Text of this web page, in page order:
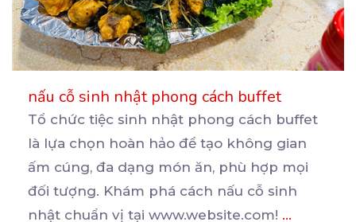
nấu cỗ sinh nhật phong cách buffet
Tổ chức tiệc sinh nhật phong cách buffet
là lựa chọn hoàn hảo để tạo không gian
ấm cúng, đa dạng món ăn, phù hợp mọi
đối tượng. Khám phá cách nấu cỗ sinh
nhật chuẩn vị tại www.website.com! ...